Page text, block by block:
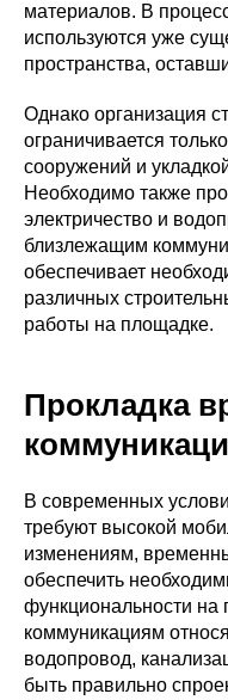
материалов. В
используются уже
пространства,
Однако организация
ограничивается
сооружений и
Необходимо также
электричество и
близлежащим
обеспечивает
различных
работы на площадке.
Прокладка
В современных
требуют высокой
изменениям,
обеспечить
функциональности на
коммуникациям
водопровод,
быть правильно